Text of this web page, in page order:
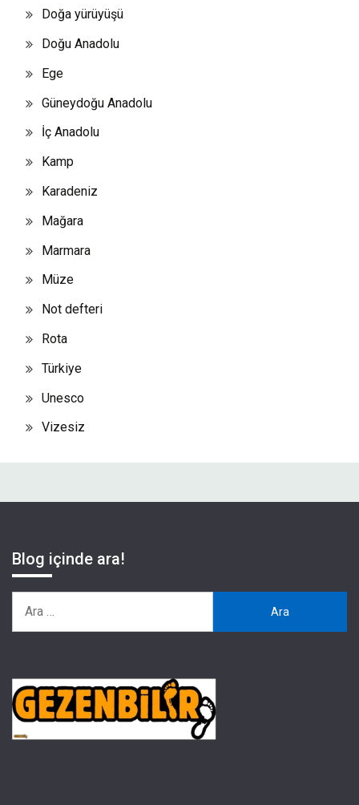
Doğa yürüyüşü
Doğu Anadolu
Ege
Güneydoğu Anadolu
İç Anadolu
Kamp
Karadeniz
Mağara
Marmara
Müze
Not defteri
Rota
Türkiye
Unesco
Vizesiz
Blog içinde ara!